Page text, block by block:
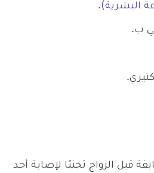
البشرية).
ب.
قبل الزواج تجنبًا لإصابة أحد